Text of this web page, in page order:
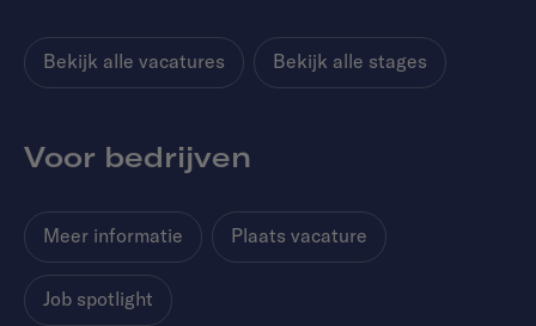
Bekijk alle vacatures Bekijk alle stages
Voor bedrijven
Meer informatie Plaats vacature
Job spotlight